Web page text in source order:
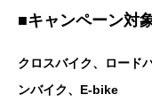
■キャンペーン対
クロスバイク、ロード
ンバイク、E-bike